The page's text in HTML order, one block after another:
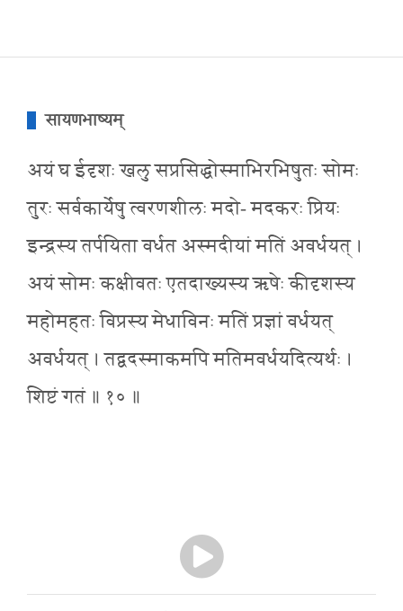
सायणभाष्यम्
अयं घ ईदृशः खलु सप्रसिद्धोस्माभिरभिषुतः सोमः
तुरः सर्वकार्येषु त्वरणशीलः मदो- मदकरः प्रियः
इन्द्रस्य तर्पयिता वर्धत अस्मदीयां मतिं अवर्धयत् ।
अयं सोमः कक्षीवतः एतदाख्यस्य ऋषेः कीदृशस्य
महोमहतः विप्रस्य मेधाविनः मतिं प्रज्ञां वर्धयत्
अवर्धयत् । तद्वदस्माकमपि मतिमवर्धयदित्यर्थः ।
शिष्टं गतं ॥ १० ॥